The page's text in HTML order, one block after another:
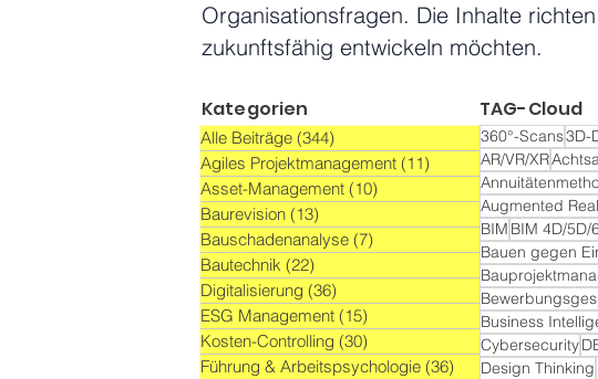
Organisationsfragen. Die Inhalte
zukunftsfähig entwickeln möchten.
Kategorien TAG-Cloud
Alle Beiträge (344)
Agiles Projektmanagement (11) 11 Beiträge
Asset-Management (10)
Baurevision (13)
Bauschadenanalyse (7)
Bautechnik (22)
Digitalisierung (36)
ESG Management (15)
Kosten-Controlling (30)
Führung & Arbeitspsychologie (36) 36 Beiträge
360°-Scans3D-
AR/VR/XR
Augmented
BIM BIM 4D/5D/
Bauen gegen
Business
Cybersecurity
Design Thinking